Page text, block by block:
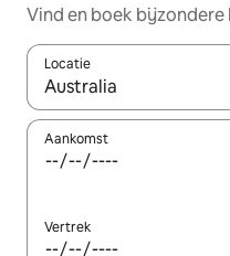
Vind en boek
Locatie
Wanneer er resultaten
Aankomst
Vertrek